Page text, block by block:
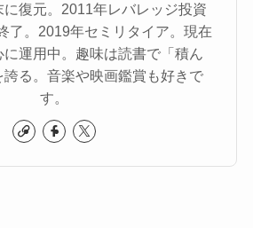
に復元。2011年レバレッジ投資
了。2019年セミリタイア。現在
運用中。趣味は読書で「積ん
る。音楽や映画鑑賞も好きで
す。